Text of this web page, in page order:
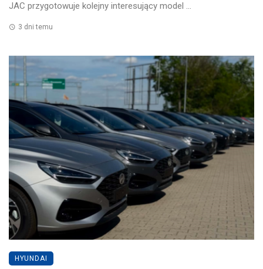
JAC przygotowuje kolejny interesujący model ...
3 dni temu
HYUNDAI